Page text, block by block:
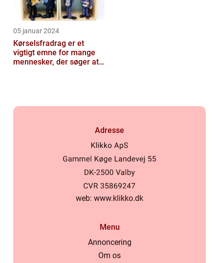
05 januar 2024
Kørselsfradrag er et
vigtigt emne for mange
mennesker, der søger at
Adresse
web: www.klikko.dk
Menu
Annoncering
Om os